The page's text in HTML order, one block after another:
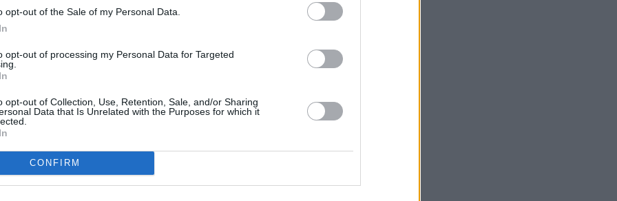
opt-out of the Sale of my Personal Data.
opt-out of processing my Personal Data for Targeted
opt-out of Collection, Use, Retention, Sale, and/or Sharing
Data that Is Unrelated with the Purposes for which it
CONFIRM
política del Gobierno de
Son 100 de las 200 viviendas
de habitabilidad a la mitad de
cabo.
ni Manuel Fajardo Feo, ni José
la capacidad de gestión para
200 casas viejas de la
Instituto Social de la
unos a otros para nada.
a decir que nada de nada.